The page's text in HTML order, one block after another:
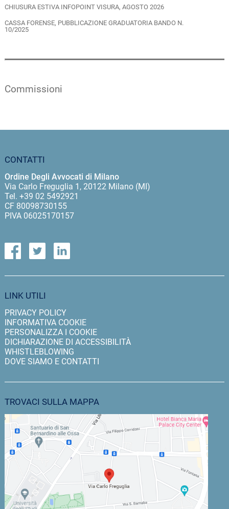
CHIUSURA ESTIVA INFOPOINT VISURA, AGOSTO 2026
CASSA FORENSE, PUBBLICAZIONE GRADUATORIA BANDO N.
10/2025
Commissioni
CONTATTI
Ordine Degli Avvocati di Milano
Via Carlo Freguglia 1, 20122 Milano (MI)
Tel. +39 02 5492921
CF 80098730155
PIVA 06025170157
LINK UTILI
PRIVACY POLICY
INFORMATIVA COOKIE
PERSONALIZZA I COOKIE
DICHIARAZIONE DI ACCESSIBILITÀ
WHISTLEBLOWING
DOVE SIAMO E CONTATTI
TROVACI SULLA MAPPA